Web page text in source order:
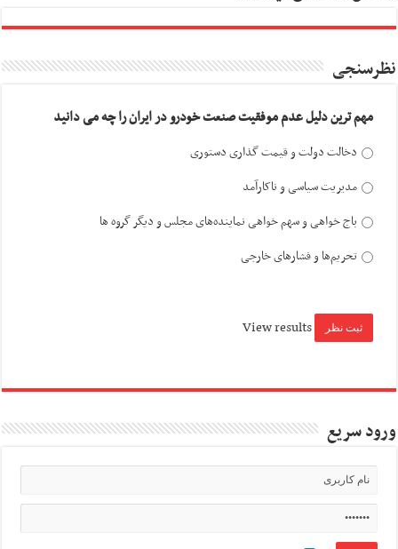
نظرسنجی
مهم ترین دلیل عدم موفقیت صنعت خودرو در ایران را چه می دانید
دخالت دولت و قیمت گذاری دستوری
مدیریت سیاسی و ناکارآمد
باج خواهی و سهم خواهی نماینده‌های مجلس و دیگر گروه ها
تحریم‌ها و فشارهای خارجی
View results
ورود سریع